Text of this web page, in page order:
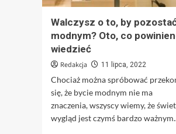
Walczysz o to, by
modnym? Oto, co
wiedzieć
Redakcja 11 lipca, 2022
Chociaż można spróbować
się, że bycie modnym nie ma
znaczenia, wszyscy wiemy, że
wygląd jest czymś bardzo